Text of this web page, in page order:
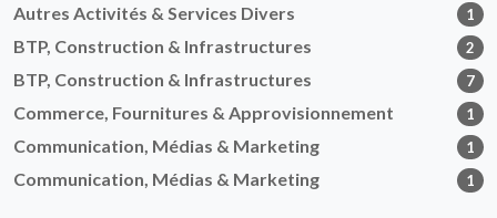
Autres Activités & Services Divers 1
BTP, Construction & Infrastructures 2
BTP, Construction & Infrastructures 7
Commerce, Fournitures & Approvisionnement 1
Communication, Médias & Marketing 1
Communication, Médias & Marketing 1